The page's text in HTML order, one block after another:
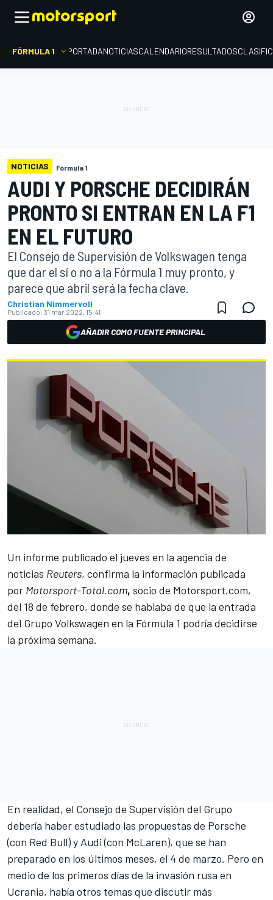
FÓRMULA 1 PORTADANOTICIASCALENDARIORESULTADOS
NOTICIAS Fórmula 1
AUDI Y PORSCHE DECIDIRÁN
PRONTO SI ENTRAN EN LA F1
EN EL FUTURO
El Consejo de Supervisión de Volkswagen tenga
que dar el sí o no a la Fórmula 1 muy pronto, y
parece que abril será la fecha clave.
Christian Nimmervoll
Publicado: 31 mar 2022, 15:41
AÑADIR COMO FUENTE PRINCIPAL
Un informe publicado el jueves en la agencia de
noticias Reuters, confirma la información publicada
por Motorsport-Total.com, socio de Motorsport.com,
del 18 de febrero, donde se hablaba de que la entrada
del Grupo Volkswagen en la Fórmula 1 podría decidirse
la próxima semana.
En realidad, el Consejo de Supervisión del Grupo
debería haber estudiado las propuestas de Porsche
(con Red Bull) y Audi (con McLaren), que se han
preparado en los últimos meses, el 4 de marzo. Pero en
medio de los primeros días de la invasión rusa en
Ucrania, había otros temas que discutir más